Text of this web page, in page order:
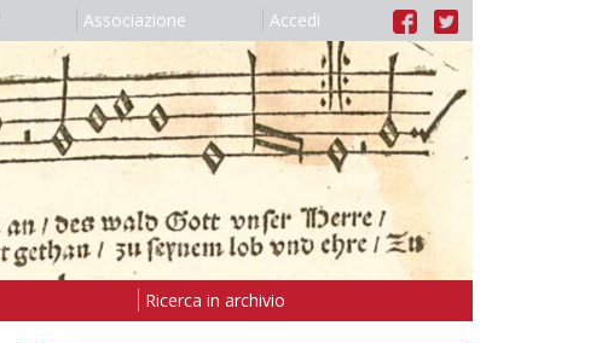
Associazione Accedi
Ricerca in archivio